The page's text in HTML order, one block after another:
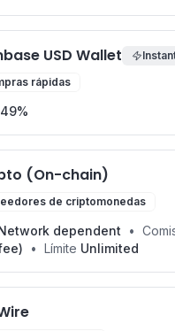
USD Wallet
rápidas
(On-chain)
de criptomonedas
dependent •
• Límite Unlimited